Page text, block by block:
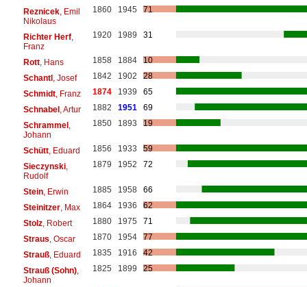
Reznicek, Emil
Nikolaus
1860 1945 71
Richter Herf,
Franz
1920 1989 31
Rott, Hans 1858 1884
10
Schantl, Josef 1842 1902
28
Schmidt, Franz 1874 1939
65
Schnabel, Artur 1882 1951
69
Schrammel,
Johann
1850 1893 19
Schütt, Eduard 1856 1933
59
Sieczynski,
Rudolf
1879 1952 72
Stein, Erwin 1885 1958
66
Steinitzer, Max 1864 1936
62
Stolz, Robert 1880 1975
71
Straus , Oscar 1870 1954
77
Strauß, Eduard 1835 1916
42
Strauß (Sohn),
Johann
1825 1899 25